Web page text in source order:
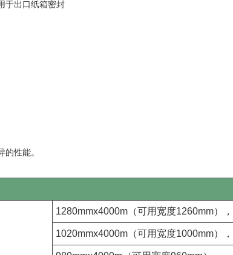
于出口纸箱密封
性能。
1280mmx4000m（可用宽度1260mm），
1020mmx4000m（可用宽度1000mm），